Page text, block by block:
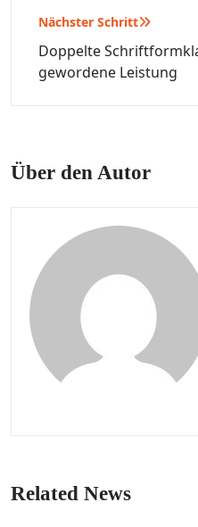
Nächster Schritt
Doppelte
gewordene Leistung
Über den Autor
Related News